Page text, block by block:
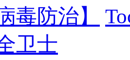
毒防治】
卫士